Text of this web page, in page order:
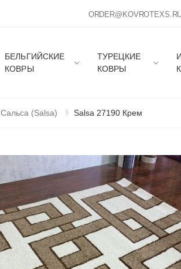
БЕЛЬГИЙСКИЕ
КОВРЫ
ТУРЕЦКИЕ
КОВРЫ
Сальса (Salsa) Salsa 27190 Крем